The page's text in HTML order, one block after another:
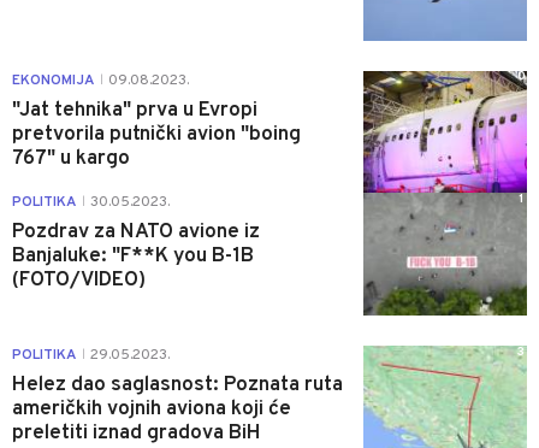
EKONOMIJA 09.08.2023.
"Jat tehnika" prva u Evropi
pretvorila putnički avion "boing
767" u kargo
0
POLITIKA 30.05.2023.
Pozdrav za NATO avione iz
Banjaluke: "F**K you B-1B
(FOTO/VIDEO)
1
POLITIKA 29.05.2023.
Helez dao saglasnost: Poznata ruta
američkih vojnih aviona koji će
preletiti iznad gradova BiH
3